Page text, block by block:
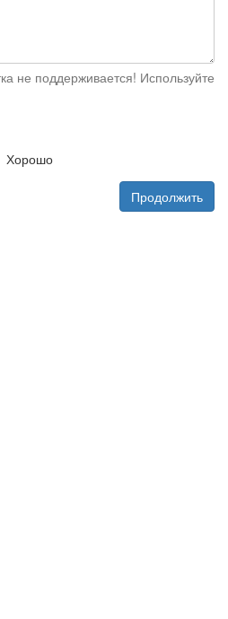
не поддерживается! Используйте
Хорошо
Продолжить